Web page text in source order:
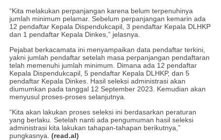
“Kita melakukan perpanjangan karena belum terpenuhinya
jumlah minimum pelamar. Sebelum perpanjangan kemarin ada
12 pendaftar Kepala Dispendukcapil, 3 pendaftar Kepala DLHKP
dan 1 pendaftar Kepala Dinkes,” jelasnya.
Pejabat berkacamata ini menyampaikan data pendaftar terkini,
yakni jumlah pendaftar setelah masa perpanjangan pendaftaran
telah memenuhi jumlah minimum. Dimana ada 12 pendaftar
Kepala Dispendukcapil, 5 pendaftar Kepala DLHKP, dan 5
pendaftar Kepala Dinkes. Hasil seleksi administrasi akan
diumumkan pada tanggal 12 September 2023. Kemudian akan
menyusul proses-proses selanjutnya.
“Kita akan lakukan proses seleksi ini berdasarkan peraturan
yang berlaku. Setelah nanti ada pengumuman hasil seleksi
administrasi kita lakukan tahapan-tahapan berikutnya,”
pungkasnya. (read.al)